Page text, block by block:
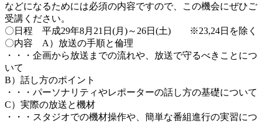
などになるためには必須の内容ですので、この機会にぜひご
受講ください。
〇日程 平成29年8月21日(月)～26日(土) ※23,24日を除く
〇内容 A）放送の手順と倫理
・・・企画から放送までの流れや、放送で守るべきことにつ
いて
B）話し方のポイント
・・・パーソナリティやレポーターの話し方の基礎について
C）実際の放送と機材
・・・スタジオでの機材操作や、簡単な番組進行の実習につ